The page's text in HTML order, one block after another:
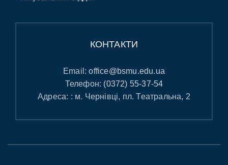
КОНТАКТИ
Email:office@bsmu.edu.ua
Телефон: (0372) 55-37-54
Адреса: : м. Чернівці, пл. Театральна, 2